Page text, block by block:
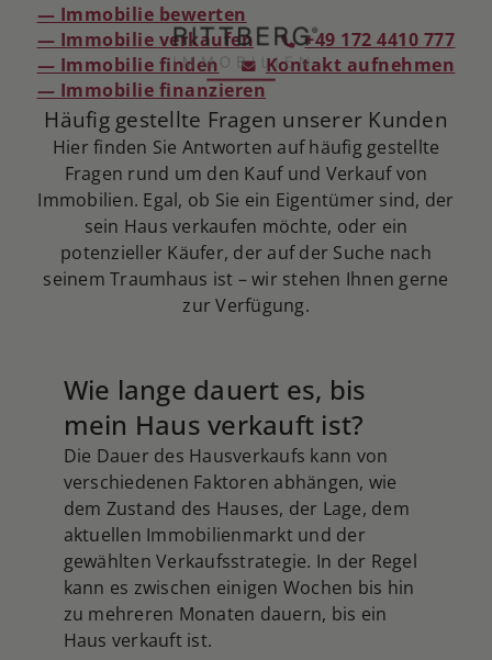
— Immobilie bewerten
— Immobilie verkaufen
— Immobilie finden
— Immobilie finanzieren
+49 172 4410 777
Kontakt aufnehmen
Häufig gestellte Fragen unserer Kunden
Hier finden Sie Antworten auf häufig gestellte
Fragen rund um den Kauf und Verkauf von
Immobilien. Egal, ob Sie ein Eigentümer sind, der
sein Haus verkaufen möchte, oder ein
potenzieller Käufer, der auf der Suche nach
seinem Traumhaus ist – wir stehen Ihnen gerne
zur Verfügung.
Wie lange dauert es, bis
mein Haus verkauft ist?
Die Dauer des Hausverkaufs kann von
verschiedenen Faktoren abhängen, wie
dem Zustand des Hauses, der Lage, dem
aktuellen Immobilienmarkt und der
gewählten Verkaufsstrategie. In der Regel
kann es zwischen einigen Wochen bis hin
zu mehreren Monaten dauern, bis ein
Haus verkauft ist.